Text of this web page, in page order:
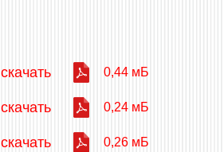
скачать 0,44 мБ
скачать 0,24 мБ
скачать 0,26 мБ